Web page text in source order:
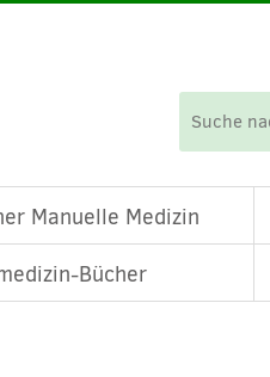
Manuelle Medizin
Bücher